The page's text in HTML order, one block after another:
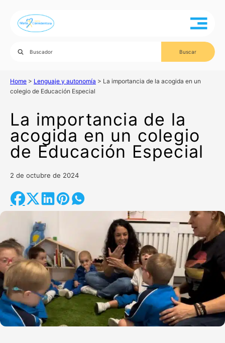
Home > Lenguaje y autonomía > La importancia de la acogida en un
colegio de Educación Especial
La importancia de la
acogida en un colegio
de Educación Especial
2 de octubre de 2024